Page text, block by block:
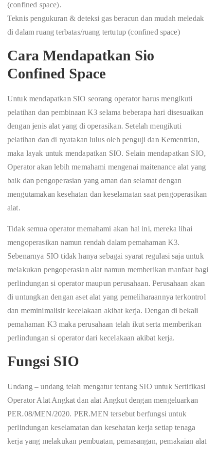
(confined space).
Teknis pengukuran & deteksi gas beracun dan mudah meledak
di dalam ruang terbatas/ruang tertutup (confined space)
Cara Mendapatkan Sio
Confined Space
Untuk mendapatkan SIO seorang operator harus mengikuti
pelatihan dan pembinaan K3 selama beberapa hari disesuaikan
dengan jenis alat yang di operasikan. Setelah mengikuti
pelatihan dan di nyatakan lulus oleh penguji dan Kementrian,
maka layak untuk mendapatkan SIO. Selain mendapatkan SIO,
Operator akan lebih memahami mengenai maitenance alat yang
baik dan pengoperasian yang aman dan selamat dengan
mengutamakan kesehatan dan keselamatan saat pengoperasikan
alat.
Tidak semua operator memahami akan hal ini, mereka lihai
mengoperasikan namun rendah dalam pemahaman K3.
Sebenarnya SIO tidak hanya sebagai syarat regulasi saja untuk
melakukan pengoperasian alat namun memberikan manfaat bagi
perlindungan si operator maupun perusahaan. Perusahaan akan
di untungkan dengan aset alat yang pemeliharaannya terkontrol
dan meminimalisir kecelakaan akibat kerja. Dengan di bekali
pemahaman K3 maka perusahaan telah ikut serta memberikan
perlindungan si operator dari kecelakaan akibat kerja.
Fungsi SIO
Undang – undang telah mengatur tentang SIO untuk Sertifikasi
Operator Alat Angkat dan alat Angkut dengan mengeluarkan
PER.08/MEN/2020. PER.MEN tersebut berfungsi untuk
perlindungan keselamatan dan kesehatan kerja setiap tenaga
kerja yang melakukan pembuatan, pemasangan, pemakaian alat